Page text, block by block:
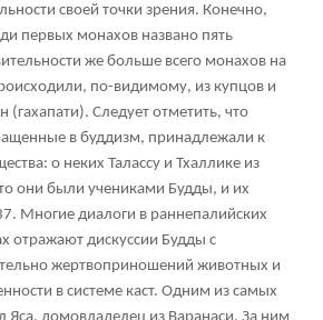
своей точки зрения. Конечно,
первых монахов названо пять
же больше всего монахов на
по-видимому, из купцов и
(гахапати). Следует отметить, что
в буддизм, принадлежали к
о неких Талассу и Тхаллике из
они были учениками Будды, и их
. Многие диалоги в раннепалийских
отражают дискуссии Будды с
жертвоприношений животных и
в системе каст. Одним из самых
Яса, домовладелец из Варанаси. За ним